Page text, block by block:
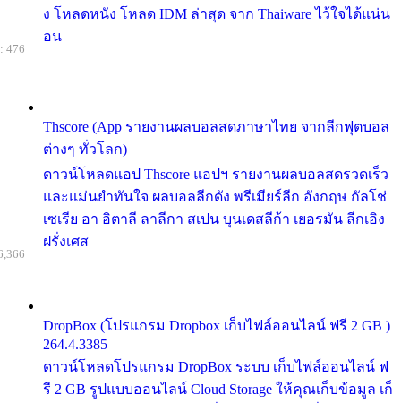
ง โหลดหนัง โหลด IDM ล่าสุด จาก Thaiware ไว้ใจได้แน่น
อน
Thscore (App รายงานผลบอลสดภาษาไทย จากลีกฟุตบอล
ต่างๆ ทั่วโลก)
ดาวน์โหลดแอป Thscore แอปฯ รายงานผลบอลสดรวดเร็ว
และแม่นยำทันใจ ผลบอลลีกดัง พรีเมียร์ลีก อังกฤษ กัลโช่
เซเรีย อา อิตาลี ลาลีกา สเปน บุนเดสลีก้า เยอรมัน ลีกเอิง
ฝรั่งเศส
476
DropBox (โปรแกรม Dropbox เก็บไฟล์ออนไลน์ ฟรี 2 GB )
264.4.3385
ดาวน์โหลดโปรแกรม DropBox ระบบ เก็บไฟล์ออนไลน์ ฟ
รี 2 GB รูปแบบออนไลน์ Cloud Storage ให้คุณเก็บข้อมูล เก็